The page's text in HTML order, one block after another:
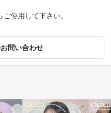
使用して下さい。
問い合わせ